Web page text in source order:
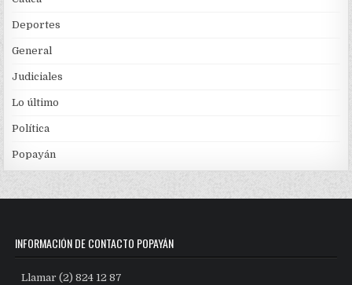
Deportes
General
Judiciales
Lo último
Política
Popayán
INFORMACIÓN DE CONTACTO POPAYÁN
Llamar (2) 824 12 87